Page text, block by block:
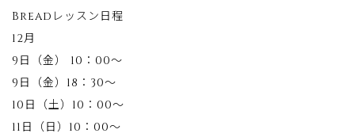
Breadレッスン日程
12月
9日（金） 10：00～
9日（金）18：30～
10日（土）10：00～
11日（日）10：00～